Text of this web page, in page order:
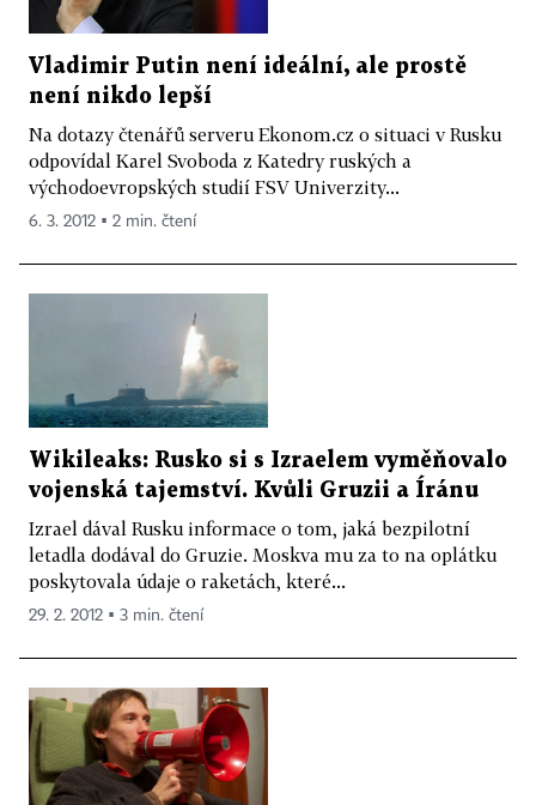
Vladimir Putin není ideální, ale prostě
není nikdo lepší
Na dotazy čtenářů serveru Ekonom.cz o situaci v Rusku
odpovídal Karel Svoboda z Katedry ruských a
východoevropských studií FSV Univerzity...
6. 3. 2012 ▪ 2 min. čtení
Wikileaks: Rusko si s Izraelem vyměňovalo
vojenská tajemství. Kvůli Gruzii a Íránu
Izrael dával Rusku informace o tom, jaká bezpilotní
letadla dodával do Gruzie. Moskva mu za to na oplátku
poskytovala údaje o raketách, které...
29. 2. 2012 ▪ 3 min. čtení